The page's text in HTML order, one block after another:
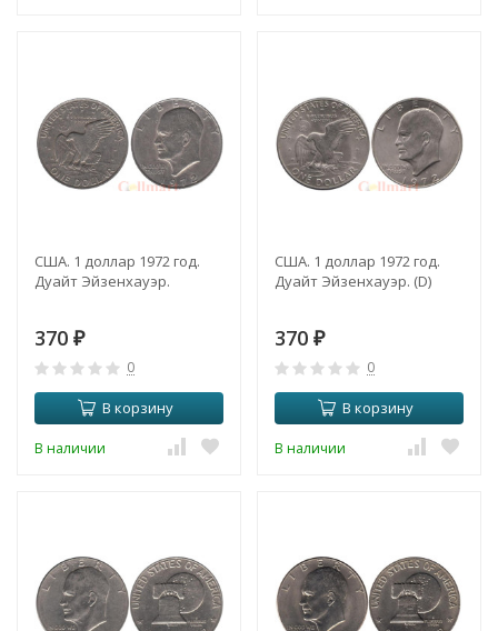
США. 1 доллар 1972 год.
Дуайт Эйзенхауэр.
370 ₽
0
В корзину
В наличии
США. 1 доллар 1972 год.
Дуайт Эйзенхауэр. (D)
370 ₽
0
В корзину
В наличии